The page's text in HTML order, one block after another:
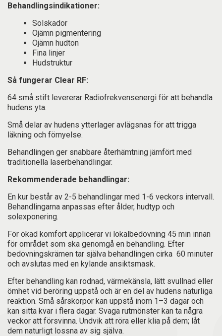
Behandlingsindikationer:
Solskador
Ojämn pigmentering
Ojämn hudton
Fina linjer
Hudstruktur
Så fungerar Clear RF:
64 små stift levererar Radiofrekvensenergi för att behandla
hudens yta.
Små delar av hudens ytterlager avlägsnas för att trigga
läkning och förnyelse.
Behandlingen ger snabbare återhämtning jämfört med
traditionella laserbehandlingar.
Rekommenderade behandlingar:
En kur består av 2-5 behandlingar med 1-6 veckors intervall.
Behandlingarna anpassas efter ålder, hudtyp och
solexponering.
För ökad komfort applicerar vi lokalbedövning 45 min innan
för området som ska genomgå en behandling. Efter
bedövningskrämen tar själva behandlingen cirka 60 minuter
och avslutas med en kylande ansiktsmask.
Efter behandling kan rodnad, värmekänsla, lätt svullnad eller
ömhet vid beröring uppstå och är en del av hudens naturliga
reaktion. Små sårskorpor kan uppstå inom 1–3 dagar och
kan sitta kvar i flera dagar. Svaga rutmönster kan ta några
veckor att försvinna. Undvik att röra eller klia på dem; låt
dem naturligt lossna av sig själva.